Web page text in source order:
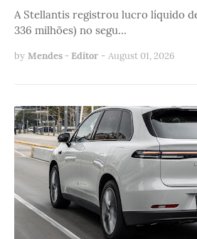
A Stellantis registrou lucro líquido
336 milhões) no segu…
by Mendes - Editor - August 01, 2026